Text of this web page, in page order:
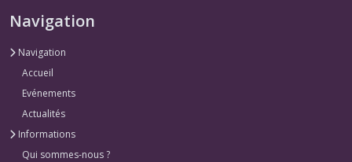
Navigation
Navigation
Accueil
Evénements
Actualités
Informations
Qui sommes-nous ?